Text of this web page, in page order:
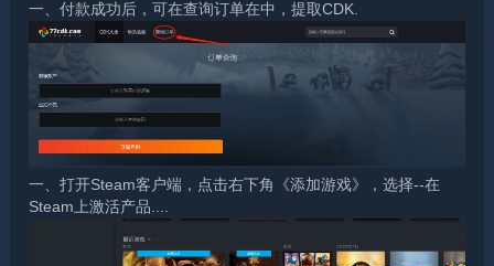
一、付款成功后，可在查询订单在中，提取CDK.
一、打开Steam客户端，点击右下角《添加游戏》，选择--在
Steam上激活产品....